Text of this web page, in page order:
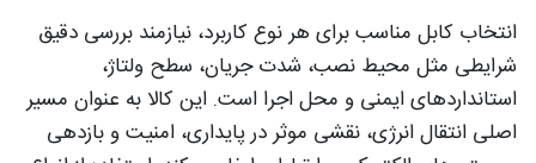
انتخاب کابل مناسب برای هر نوع کاربرد، نیازمند بررسی دقیق
شرایطی مثل محیط نصب، شدت جریان، سطح ولتاژ،
استانداردهای ایمنی و محل اجرا است. این کالا به‌ عنوان مسیر
اصلی انتقال انرژی، نقشی موثر در پایداری، امنیت و بازدهی